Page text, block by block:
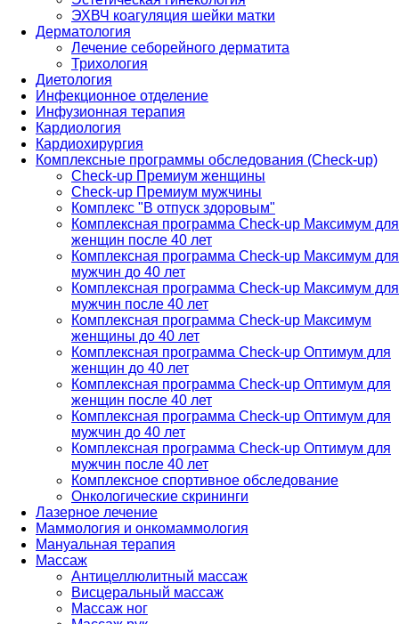
ЭХВЧ коагуляция шейки матки
Дерматология
Лечение себорейного дерматита
Трихология
Диетология
Инфекционное отделение
Инфузионная терапия
Кардиология
Кардиохирургия
Комплексные программы обследования (Check-up)
Check-up Премиум женщины
Check-up Премиум мужчины
Комплекс "В отпуск здоровым"
Комплексная программа Check-up Максимум для
женщин после 40 лет
Комплексная программа Check-up Максимум для
мужчин до 40 лет
Комплексная программа Check-up Максимум для
мужчин после 40 лет
Комплексная программа Check-up Максимум
женщины до 40 лет
Комплексная программа Check-up Оптимум для
женщин до 40 лет
Комплексная программа Check-up Оптимум для
женщин после 40 лет
Комплексная программа Check-up Оптимум для
мужчин до 40 лет
Комплексная программа Check-up Оптимум для
мужчин после 40 лет
Комплексное спортивное обследование
Онкологические скрининги
Лазерное лечение
Маммология и онкомаммология
Мануальная терапия
Массаж
Антицеллюлитный массаж
Висцеральный массаж
Массаж ног